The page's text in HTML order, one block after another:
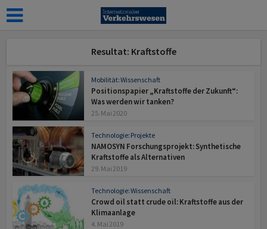
Resultat: Kraftstoffe
Mobilität: Wissenschaft
Positionspapier „Kraftstoffe der Zukunft“:
Was werden wir tanken?
25. Mai 2020
Technologie: Projekte
NAMOSYN Forschungsprojekt: Synthetische
Kraftstoffe als Alternativen
29. Mai 2019
Technologie: Wissenschaft
Crowd oil statt crude oil: Kraftstoffe aus der
Klimaanlage
4. Mai 2019